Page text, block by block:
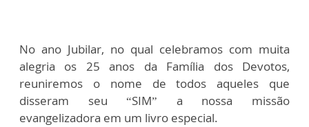
No ano Jubilar, no qual celebramos com muita
alegria os 25 anos da Família dos Devotos,
reuniremos o nome de todos aqueles que
disseram seu “SIM” a nossa missão
evangelizadora em um livro especial.